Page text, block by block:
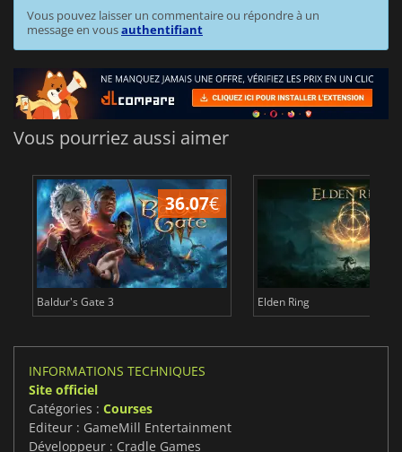
Vous pouvez laisser un commentaire ou répondre à un
message en vousauthentifiant
Vous pourriez aussi aimer
36.07€
Baldur's Gate 3 Elden Ring
INFORMATIONS TECHNIQUES
Site officiel
Catégories : Courses
Editeur : GameMill Entertainment
Développeur : Cradle Games